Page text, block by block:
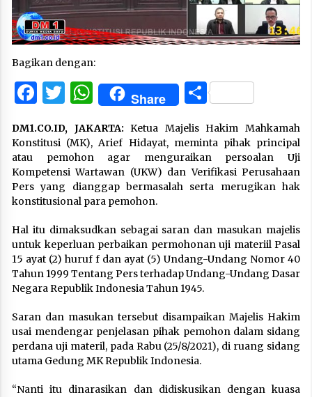
Bagikan dengan:
Facebook
Twitter
WhatsApp
Share Share
DM1.CO.ID, JAKARTA: Ketua Majelis Hakim Mahkamah
Konstitusi (MK), Arief Hidayat, meminta pihak principal
atau pemohon agar menguraikan persoalan Uji
Kompetensi Wartawan (UKW) dan Verifikasi Perusahaan
Pers yang dianggap bermasalah serta merugikan hak
konstitusional para pemohon.
Hal itu dimaksudkan sebagai saran dan masukan majelis
untuk keperluan perbaikan permohonan uji materiil Pasal
15 ayat (2) huruf f dan ayat (5) Undang-Undang Nomor 40
Tahun 1999 Tentang Pers terhadap Undang-Undang Dasar
Negara Republik Indonesia Tahun 1945.
Saran dan masukan tersebut disampaikan Majelis Hakim
usai mendengar penjelasan pihak pemohon dalam sidang
perdana uji materil, pada Rabu (25/8/2021), di ruang sidang
utama Gedung MK Republik Indonesia.
“Nanti itu dinarasikan dan didiskusikan dengan kuasa